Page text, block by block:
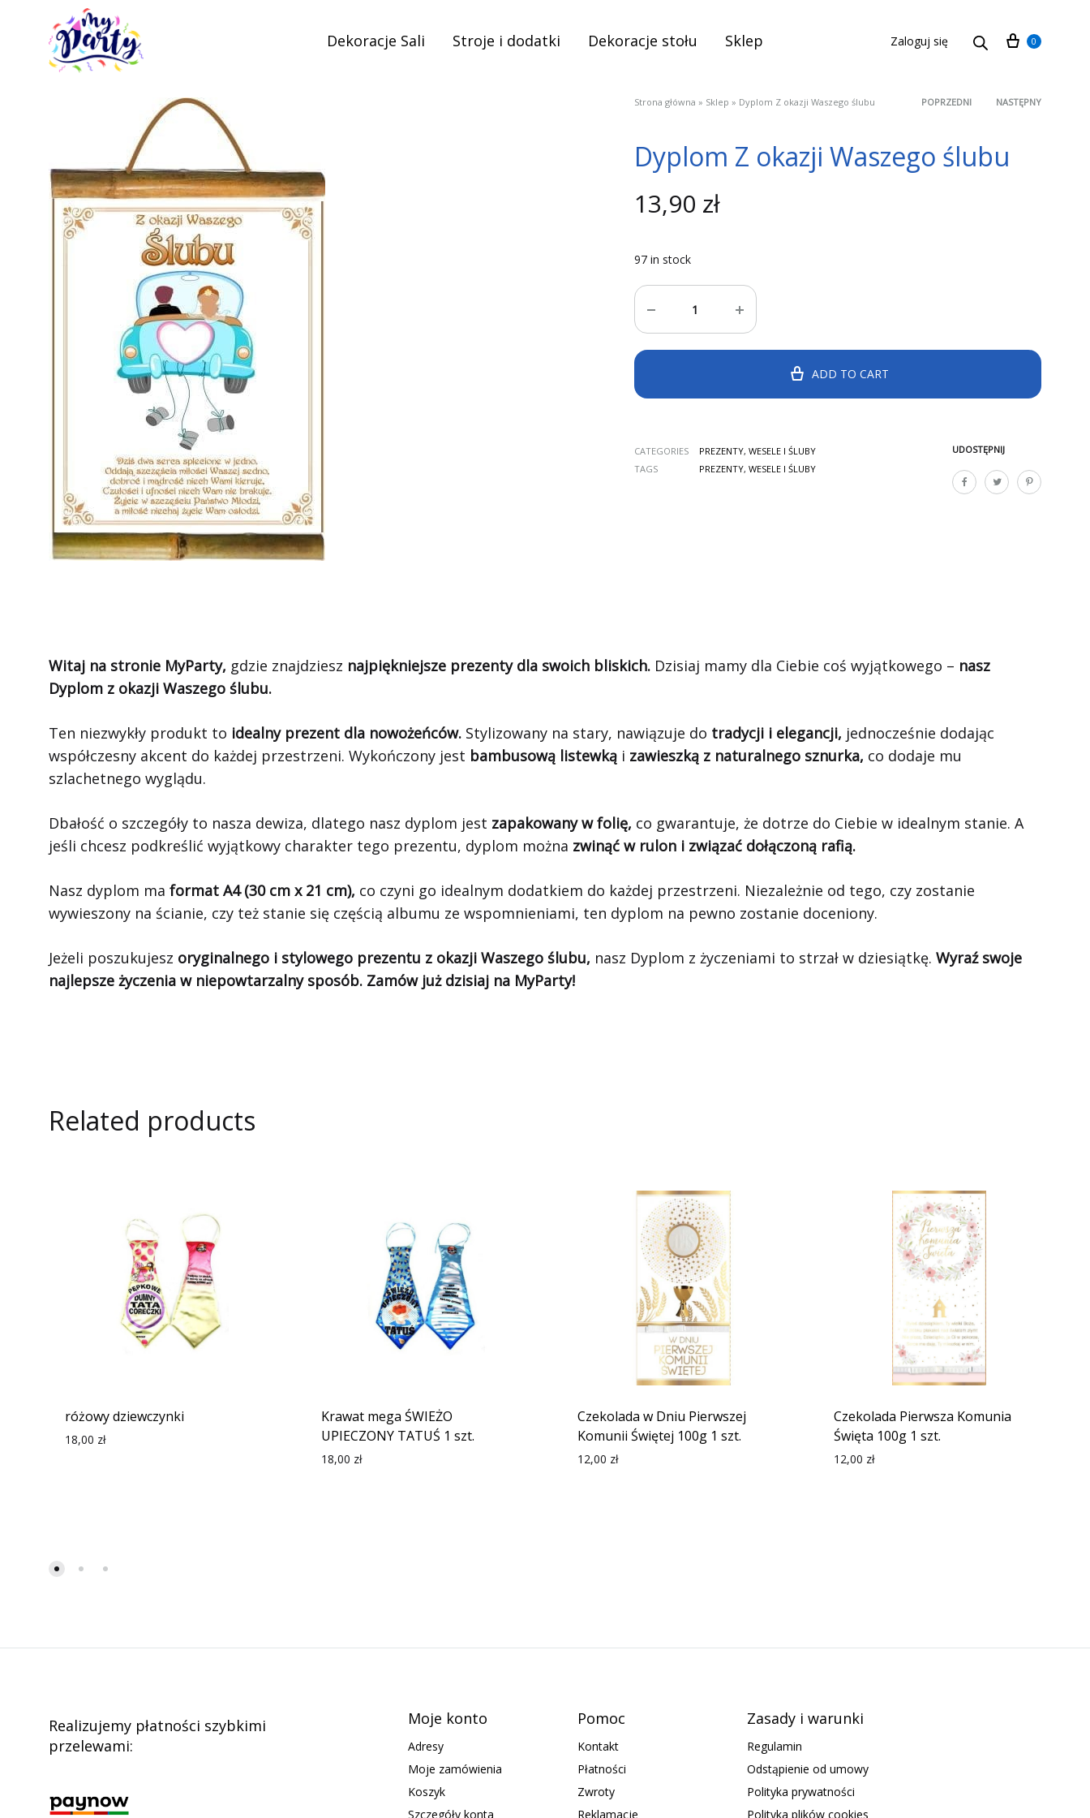
Dekoracje Sali Stroje i dodatki Dekoracje stołu Sklep Zaloguj się Cart
0
Strona główna » Sklep » Dyplom Z okazji Waszego ślubu
Product
navigation
POPRZEDNI NASTĘPNY
Dyplom Z okazji Waszego ślubu
13,90 zł
97 in stock
Quantity
ADD TO CART
UDOSTĘPNIJ
CATEGORIES PREZENTY, WESELE I ŚLUBY
TAGS
PREZENTY, WESELE I ŚLUBY
Witaj na stronie MyParty, gdzie znajdziesz najpiękniejsze prezenty dla swoich bliskich. Dzisiaj mamy dla Ciebie coś wyjątkowego – nasz
Dyplom z okazji Waszego ślubu.
Ten niezwykły produkt to idealny prezent dla nowożeńców. Stylizowany na stary, nawiązuje do tradycji i elegancji, jednocześnie dodając
współczesny akcent do każdej przestrzeni. Wykończony jest bambusową listewką i zawieszką z naturalnego sznurka, co dodaje mu
szlachetnego wyglądu.
Dbałość o szczegóły to nasza dewiza, dlatego nasz dyplom jest zapakowany w folię, co gwarantuje, że dotrze do Ciebie w idealnym stanie. A
jeśli chcesz podkreślić wyjątkowy charakter tego prezentu, dyplom można zwinąć w rulon i związać dołączoną rafią.
Nasz dyplom ma format A4 (30 cm x 21 cm), co czyni go idealnym dodatkiem do każdej przestrzeni. Niezależnie od tego, czy zostanie
wywieszony na ścianie, czy też stanie się częścią albumu ze wspomnieniami, ten dyplom na pewno zostanie doceniony.
Jeżeli poszukujesz oryginalnego i stylowego prezentu z okazji Waszego ślubu, nasz Dyplom z życzeniami to strzał w dziesiątkę. Wyraź swoje
najlepsze życzenia w niepowtarzalny sposób. Zamów już dzisiaj na MyParty!
Related products
różowy dziewczynki
18,00 zł
Krawat mega ŚWIEŻO
UPIECZONY TATUŚ 1 szt.
18,00 zł
Czekolada w Dniu Pierwszej
Komunii Świętej 100g 1 szt.
12,00 zł
Czekolada Pierwsza Komunia
Święta 100g 1 szt.
12,00 zł
Realizujemy płatności szybkimi
przelewami:
Moje konto
Adresy
Moje zamówienia
Koszyk
Szczegóły konta
Pomoc
Kontakt
Płatności
Zwroty
Reklamacje
Zasady i warunki
Regulamin
Odstąpienie od umowy
Polityka prywatności
Polityka plików cookies